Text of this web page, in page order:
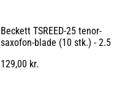
Beckett TSREED-25 tenor-
saxofon-blade (10 stk.) - 2.5
129,00 kr.